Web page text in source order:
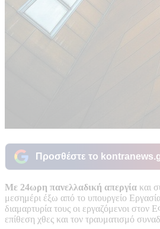
Προσθέστε το
Mε 24ωρη πανελλαδική απεργία και
μεσημέρι έξω από το υπουργείο
διαμαρτυρία τους οι εργαζόμενοι στον
επίθεση χθες και τον τραυματισμό